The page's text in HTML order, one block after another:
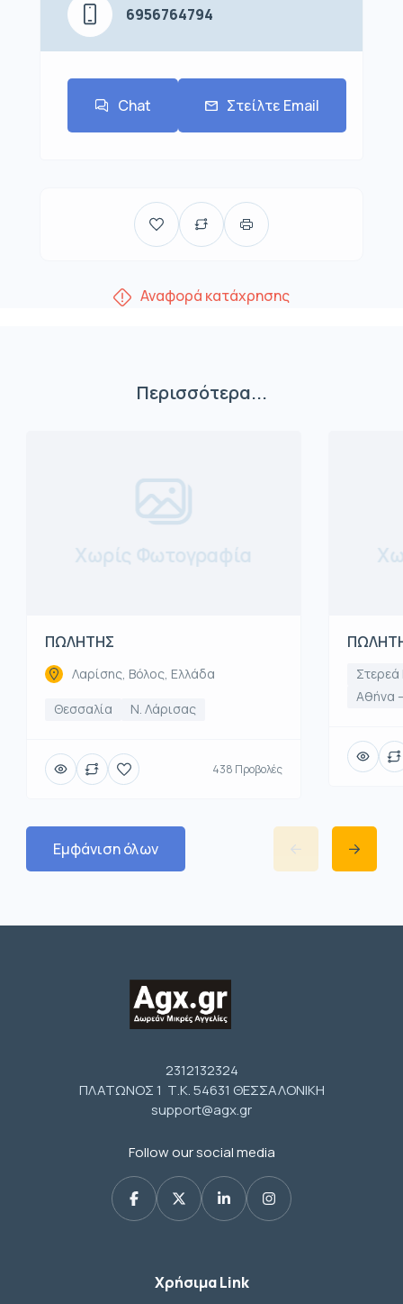
6956764794
Chat Στείλτε Email
Αναφορά κατάχρησης
Περισσότερα...
Χωρίς Φωτογραφία
ΠΩΛΗΤΗΣ
Λαρίσης, Βόλος, Ελλάδα
Θεσσαλία Ν. Λάρισας
438 Προβολές
Αθήνα
Εμφάνιση όλων
2312132324
ΠΛΑΤΩΝΟΣ 1 Τ.Κ. 54631 ΘΕΣΣΑΛΟΝΙΚΗ
support@agx.gr
Follow our social media
Χρήσιμα Link